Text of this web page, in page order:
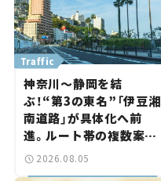
神奈川～静岡を結
ぶ！“第3の東名”「伊豆湘
南道路」が具体化へ前
進。ルート帯の複数案検
討へ。熱海まで信号ゼロ
Traffic
2026.08.05